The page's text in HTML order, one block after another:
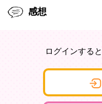
感想
ログインする